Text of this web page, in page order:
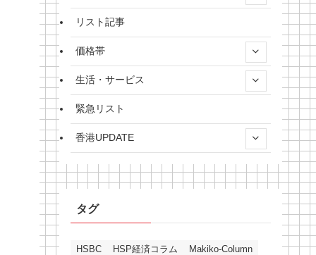
リスト記事
価格帯
生活・サービス
緊急リスト
香港UPDATE
タグ
HSBC HSP経済コラム
Makiko-Column